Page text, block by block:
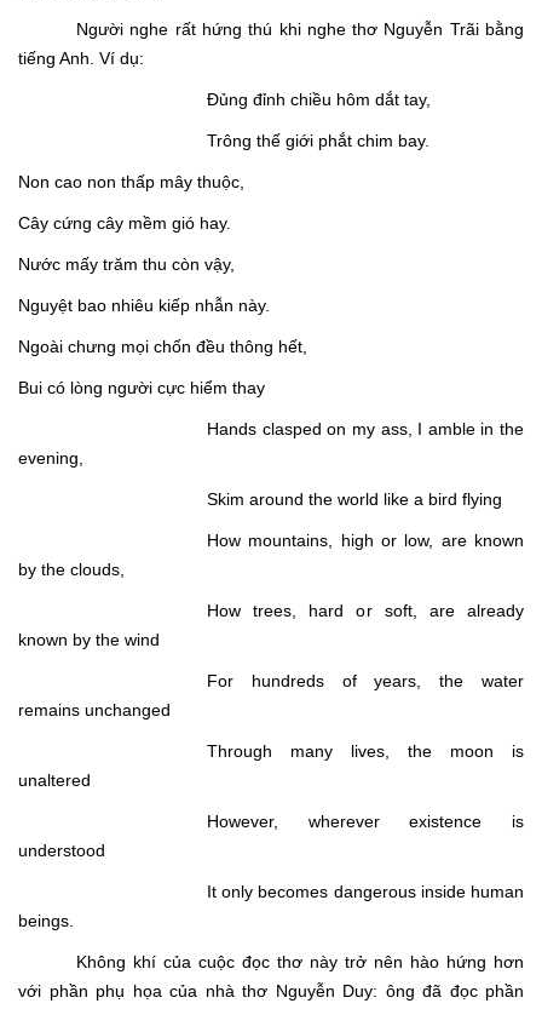
Người nghe rất hứng thú khi nghe thơ Nguyễn Trãi bằng
tiếng Anh. Ví dụ:
Đủng đỉnh chiều hôm dắt tay,
Trông thế giới phắt chim bay.
Non cao non thấp mây thuộc,
Cây cứng cây mềm gió hay.
Nước mấy trăm thu còn vậy,
Nguyệt bao nhiêu kiếp nhẫn này.
Ngoài chưng mọi chốn đều thông hết,
Bui có lòng người cực hiểm thay
Hands clasped on my ass, I amble in the
evening,
Skim around the world like a bird flying
How mountains, high or low, are known
by the clouds,
How trees, hard or soft, are already
known by the wind
For hundreds of years, the water
remains unchanged
Through many lives, the moon is
unaltered
However, wherever existence is
understood
It only becomes dangerous inside human
beings.
Không khí của cuộc đọc thơ này trở nên hào hứng hơn
với phần phụ họa của nhà thơ Nguyễn Duy: ông đã đọc phần